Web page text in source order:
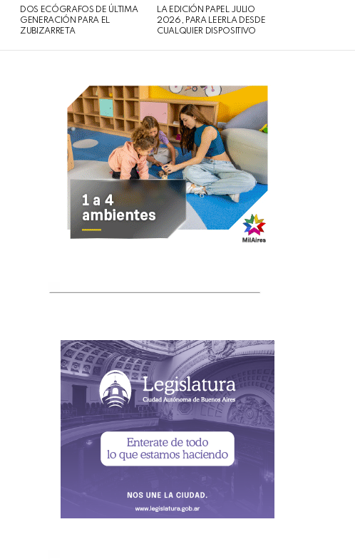
DOS ECÓGRAFOS DE ÚLTIMA
GENERACIÓN PARA EL
ZUBIZARRETA
LA EDICIÓN PAPEL JULIO
2026, PARA LEERLA DESDE
CUALQUIER DISPOSITIVO